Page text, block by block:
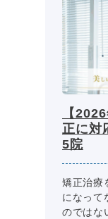
【
正に対
5院
矯正治療
になって
のではな